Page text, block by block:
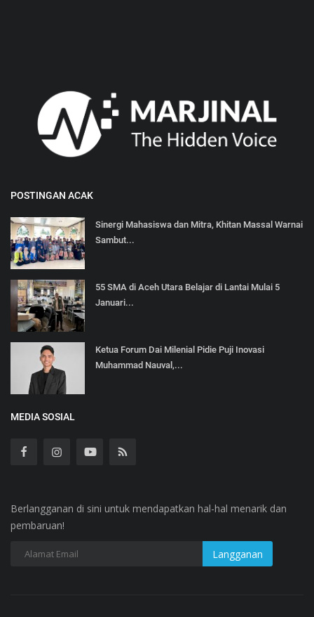
POSTINGAN ACAK
Sinergi Mahasiswa dan Mitra, Khitan Massal Warnai
Sambut...
55 SMA di Aceh Utara Belajar di Lantai Mulai 5
Januari...
Ketua Forum Dai Milenial Pidie Puji Inovasi
Muhammad Nauval,...
MEDIA SOSIAL
Berlangganan di sini untuk mendapatkan hal-hal menarik dan
pembaruan!